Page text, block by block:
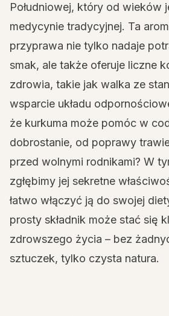
Południowej, który od wieków
medycynie tradycyjnej. Ta
przyprawa nie tylko nadaje
smak, ale także oferuje liczne
zdrowia, takie jak walka ze
wsparcie układu
że kurkuma może pomóc w
dobrostanie, od poprawy
przed wolnymi rodnikami? W
zgłębimy jej sekretne
łatwo włączyć ją do swojej
prosty składnik może stać się
zdrowszego życia – bez
sztuczek, tylko czysta natura.